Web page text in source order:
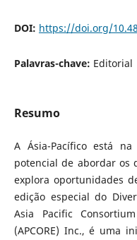
DOI: https://doi.org/
Palavras-chave: Editorial
Resumo
A Ásia-Pacífico está
potencial de abordar os
explora oportunidades
edição especial do
Asia Pacific
(APCORE) Inc., é uma